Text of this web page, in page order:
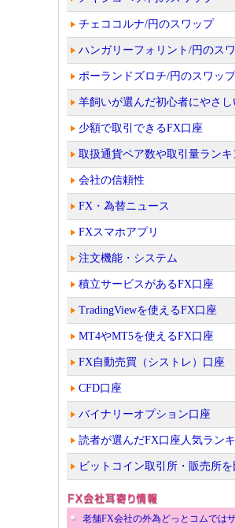
チェココルナ/円のスワップ
ハンガリーフォリント/円のス
ポーランドズロチ/円のスワップ
羊飼いが選んだ初心者にやさし
少額で取引できるFX口座
取扱通貨ペア数や取引量ランキ
会社の信頼性
FX・為替ニュース
FXスマホアプリ
注文機能・システム
積立サービスがあるFX口座
TradingViewを使えるFX口座
MT4やMT5を使えるFX口座
FX自動売買（シストレ）口座
CFD口座
バイナリーオプション口座
読者が選んだFX口座人気ランキ
ビットコイン取引所・販売所を
老舗FX会社の外為どっとコムでは